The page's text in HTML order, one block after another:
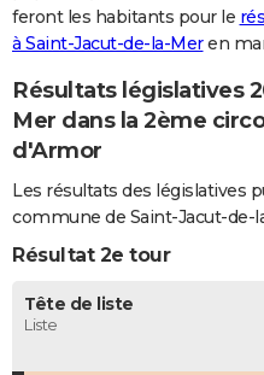
FORUM
Bricolage
Lifestyle
Culture
Sport
Auto
Television
Voyage
Cinema
feront les habitants pour le
à Saint-Jacut-de-la-Meren
Résultats législatives
Mer dans la 2ème
d'Armor
Les résultats des législatives
commune de Saint-Jacut-de-
Résultat 2e tour
Tête de liste
Liste